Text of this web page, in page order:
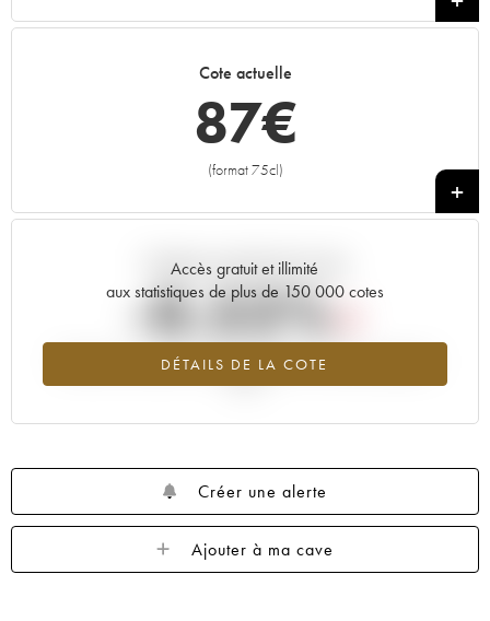
Cote actuelle
87€
(format 75cl)
+
Accès gratuit et illimité
aux statistiques de plus de 150 000 cotes
DÉTAILS DE LA COTE
Tendance actuelle de la cote
-0.52%
Tendance à la baisse du millésime 2008 en 2026 par rapport à
Créer une alerte
Ajouter à ma cave